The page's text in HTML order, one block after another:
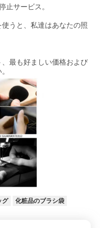
止サービス。
うと、私達はあなたの照
最も好ましい価格および
。
グ 化粧品のブラシ袋